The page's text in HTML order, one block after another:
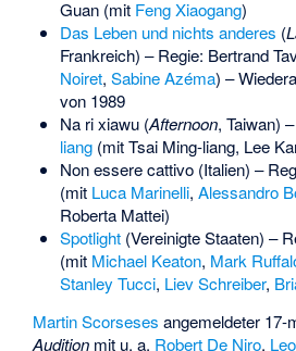
Guan(mit Feng Xiaogang)
Das Leben und nichts anderes (
Frankreich) – Regie: Bertrand
Noiret, Sabine Azéma) –
von 1989
Na ri xiawu (Afternoon, Taiwan)
liang(mit Tsai Ming-liang, Lee
Non essere cattivo (Italien) –
(mit Luca Marinelli, Alessandro
Roberta Mattei)
Spotlight(Vereinigte Staaten) –
(mit Michael Keaton, Mark
Stanley Tucci, Liev Schreiber,
Martin Scorseses angemeldeter 17-
Audition mit u. a. Robert De Niro,